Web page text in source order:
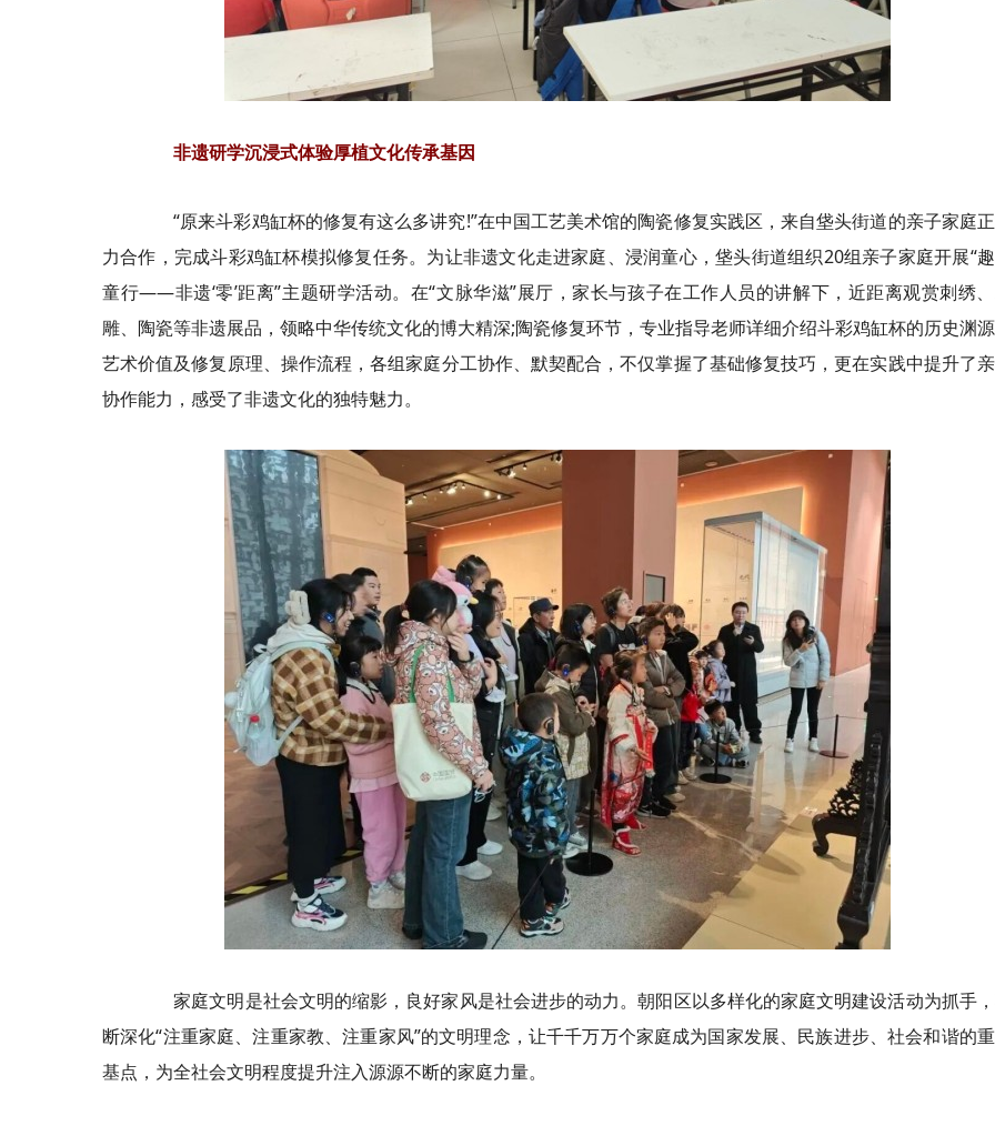
非遗研学沉浸式体验厚植文化传承基因
“原来斗彩鸡缸杯的修复有这么多讲究!”在中国工艺美术馆的陶瓷修复实践区，来自垡头街道的亲子家庭
力合作，完成斗彩鸡缸杯模拟修复任务。为让非遗文化走进家庭、浸润童心，垡头街道组织20组亲子家庭开展“
童行——非遗‘零’距离”主题研学活动。在“文脉华滋”展厅，家长与孩子在工作人员的讲解下，近距离观赏刺绣
雕、陶瓷等非遗展品，领略中华传统文化的博大精深;陶瓷修复环节，专业指导老师详细介绍斗彩鸡缸杯的历史渊源
艺术价值及修复原理、操作流程，各组家庭分工协作、默契配合，不仅掌握了基础修复技巧，更在实践中提升了
协作能力，感受了非遗文化的独特魅力。
家庭文明是社会文明的缩影，良好家风是社会进步的动力。朝阳区以多样化的家庭文明建设活动为抓手
断深化“注重家庭、注重家教、注重家风”的文明理念，让千千万万个家庭成为国家发展、民族进步、社会和谐的
基点，为全社会文明程度提升注入源源不断的家庭力量。